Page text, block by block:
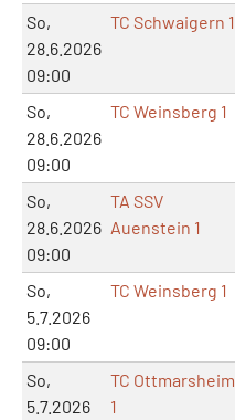
So,
28.6.2026
09:00
TC Schwaigern 1
So,
28.6.2026
09:00
TC Weinsberg 1
So,
28.6.2026
09:00
TA SSV
Auenstein 1
So,
5.7.2026
09:00
TC Weinsberg 1
So,
5.7.2026
TC Ottmarsheim
1